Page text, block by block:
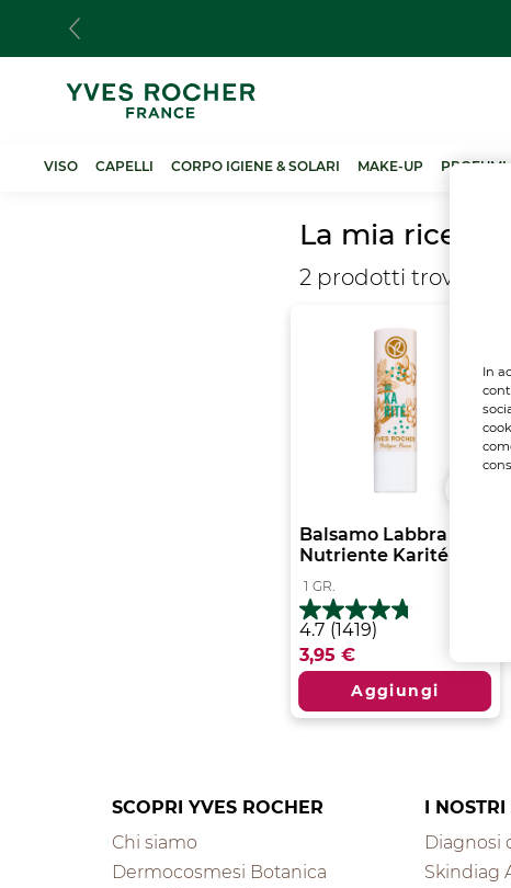
principale
VISO CAPELLI CORPO IGIENE & SOLARI MAKE-UP PROFUMI
La mia ricerca
2 prodotti trovati
Balsamo Labbra
Nutriente Karité -...
1 GR.
4.7 (1419)
4.7
su
5
1419
recensioni
3,95 €
Aggiungi
SCOPRI YVES ROCHER
Chi siamo
Dermocosmesi Botanica
I NOSTRI
Diagnosi
Skindiag
In